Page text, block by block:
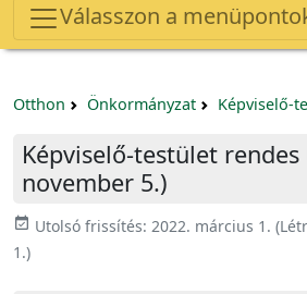
Válasszon a
Otthon Önkormányzat Képviselő-
Képviselő-testület rendes
november 5.)
event_available Utolsó frissítés: 2022. március 1.
1.)